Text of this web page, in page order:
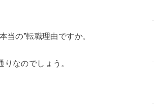
当の”転職理由ですか。
なのでしょう。